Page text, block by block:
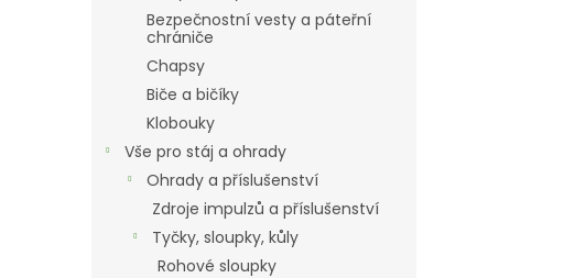
Bezpečnostní vesty a páteřní
chrániče
Chapsy
Biče a bičíky
Klobouky
Vše pro stáj a ohrady
Ohrady a příslušenství
Zdroje impulzů a příslušenství
Tyčky, sloupky, kůly
Rohové sloupky